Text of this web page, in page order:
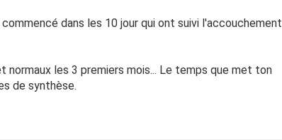
dans les 10 jour qui ont suivi l'accouchement
les 3 premiers mois... Le temps que met ton
de synthèse.